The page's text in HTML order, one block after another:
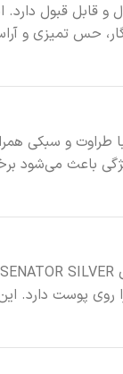
قبول دارد.
حس تمیزی و
طراوت و سبکی
باعث می‌شود
پوست دارد.